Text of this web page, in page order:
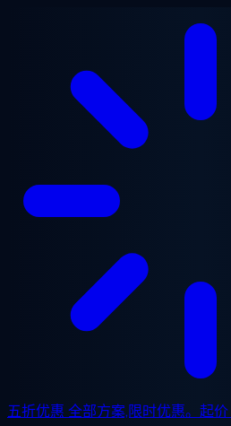
五折优惠 全部方案,限时优惠。起价